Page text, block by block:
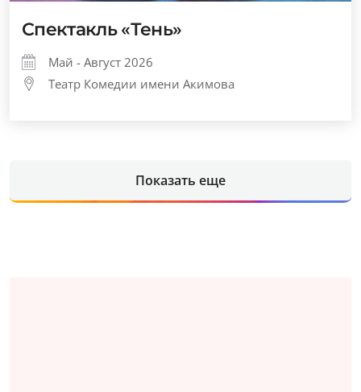
Спектакль «Тень»
Май - Август 2026
Театр Комедии имени Акимова
Показать еще